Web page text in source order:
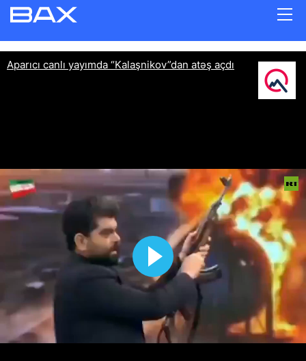
Aparıcı canlı yayımda